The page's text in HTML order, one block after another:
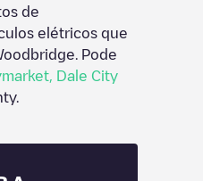
de
elétricos que
. Pode
Dale City
.